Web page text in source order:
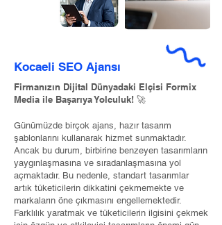
Kocaeli SEO Ajansı
Firmanızın Dijital Dünyadaki Elçisi Formix
Media ile Başarıya Yolculuk! 🚀
Günümüzde birçok ajans, hazır tasarım
şablonlarını kullanarak hizmet sunmaktadır.
Ancak bu durum, birbirine benzeyen tasarımların
yaygınlaşmasına ve sıradanlaşmasına yol
açmaktadır. Bu nedenle, standart tasarımlar
artık tüketicilerin dikkatini çekmemekte ve
markaların öne çıkmasını engellemektedir.
Farklılık yaratmak ve tüketicilerin ilgisini çekmek